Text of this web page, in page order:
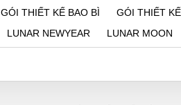
GÓI THIẾT KẾ BAO BÌ
GÓI THIẾT
LUNAR NEWYEAR
LUNAR MOON